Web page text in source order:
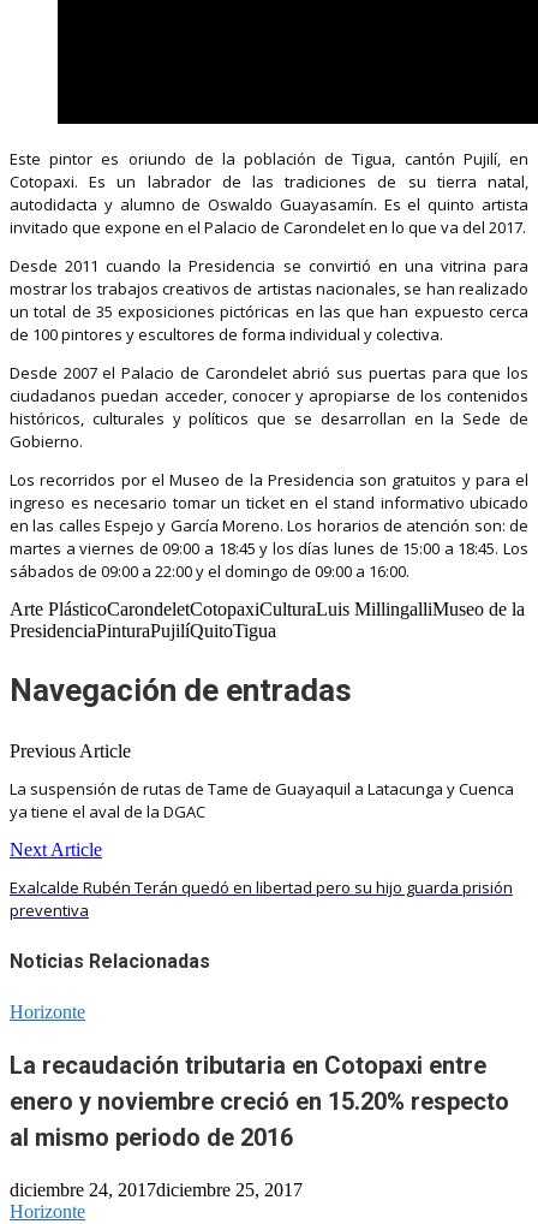
Este pintor es oriundo de la población de Tigua, cantón Pujilí, en
Cotopaxi. Es un labrador de las tradiciones de su tierra natal,
autodidacta y alumno de Oswaldo Guayasamín. Es el quinto artista
invitado que expone en el Palacio de Carondelet en lo que va del 2017.
Desde 2011 cuando la Presidencia se convirtió en una vitrina para
mostrar los trabajos creativos de artistas nacionales, se han realizado
un total de 35 exposiciones pictóricas en las que han expuesto cerca
de 100 pintores y escultores de forma individual y colectiva.
Desde 2007 el Palacio de Carondelet abrió sus puertas para que los
ciudadanos puedan acceder, conocer y apropiarse de los contenidos
históricos, culturales y políticos que se desarrollan en la Sede de
Gobierno.
Los recorridos por el Museo de la Presidencia son gratuitos y para el
ingreso es necesario tomar un ticket en el stand informativo ubicado
en las calles Espejo y García Moreno. Los horarios de atención son: de
martes a viernes de 09:00 a 18:45 y los días lunes de 15:00 a 18:45. Los
sábados de 09:00 a 22:00 y el domingo de 09:00 a 16:00.
Arte PlásticoCarondeletCotopaxiCulturaLuis MillingalliMuseo de la
PresidenciaPinturaPujilíQuitoTigua
Navegación de entradas
Previous Article
La suspensión de rutas de Tame de Guayaquil a Latacunga y Cuenca
ya tiene el aval de la DGAC
Next Article
Exalcalde Rubén Terán quedó en libertad pero su hijo guarda prisión
preventiva
Noticias Relacionadas
Horizonte
La recaudación tributaria en Cotopaxi entre
enero y noviembre creció en 15.20% respecto
al mismo periodo de 2016
diciembre 24, 2017diciembre 25, 2017
Horizonte